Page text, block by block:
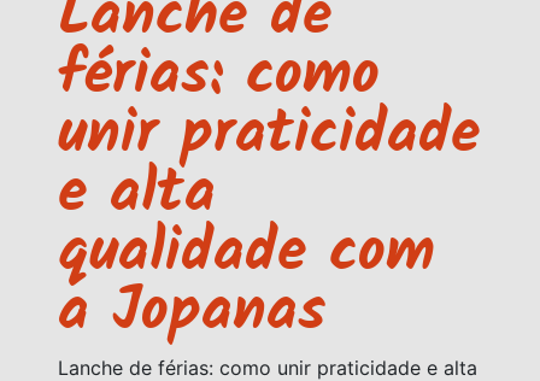
férias: como
unir praticidade
e alta
qualidade com
a Jopanas
Lanche de férias: como unir praticidade e alta